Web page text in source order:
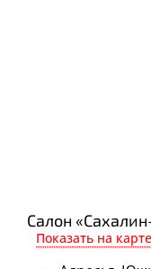
Салон
Показать на карте